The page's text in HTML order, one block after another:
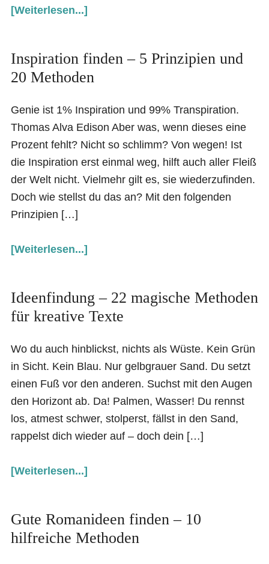
[Weiterlesen...]
Inspiration finden – 5 Prinzipien und
20 Methoden
Genie ist 1% Inspiration und 99% Transpiration.
Thomas Alva Edison Aber was, wenn dieses eine
Prozent fehlt? Nicht so schlimm? Von wegen! Ist
die Inspiration erst einmal weg, hilft auch aller Fleiß
der Welt nicht. Vielmehr gilt es, sie wiederzufinden.
Doch wie stellst du das an? Mit den folgenden
Prinzipien […]
[Weiterlesen...]
Ideenfindung – 22 magische Methoden
für kreative Texte
Wo du auch hinblickst, nichts als Wüste. Kein Grün
in Sicht. Kein Blau. Nur gelbgrauer Sand. Du setzt
einen Fuß vor den anderen. Suchst mit den Augen
den Horizont ab. Da! Palmen, Wasser! Du rennst
los, atmest schwer, stolperst, fällst in den Sand,
rappelst dich wieder auf – doch dein […]
[Weiterlesen...]
Gute Romanideen finden – 10
hilfreiche Methoden